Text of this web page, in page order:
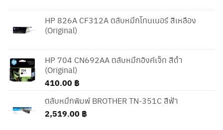
HP 826A CF312A ตลับหมึกโทนเนอร์ สีเหลือง
(Original)
HP 704 CN692AA ตลับหมึกอิงค์เจ็ท สีดำ
(Original)
410.00 ฿
ตลับหมึกพิมพ์ BROTHER TN-351C สีฟ้า
2,519.00 ฿